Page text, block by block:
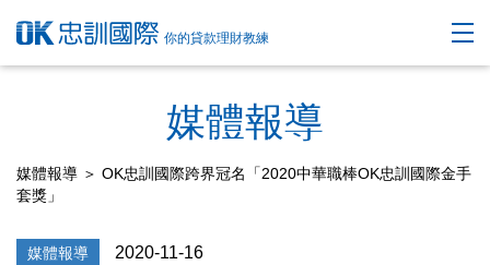
你的貸款理財教練
媒體報導
媒體報導 ＞ OK忠訓國際跨界冠名「2020中華職棒OK忠訓國際金手
套獎」
媒體報導 2020-11-16